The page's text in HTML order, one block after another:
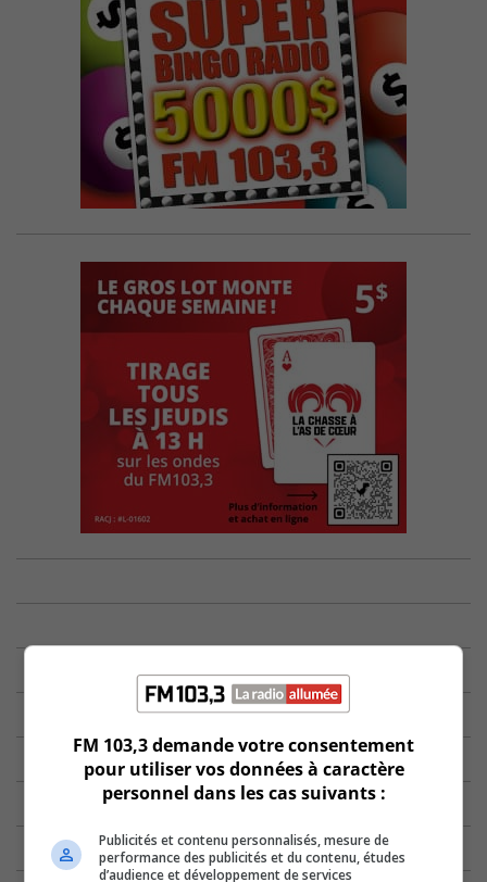
FM 103,3 demande votre consentement
pour utiliser vos données à caractère
personnel dans les cas suivants :
Publicités et contenu personnalisés, mesure de
performance des publicités et du contenu, études
d’audience et développement de services